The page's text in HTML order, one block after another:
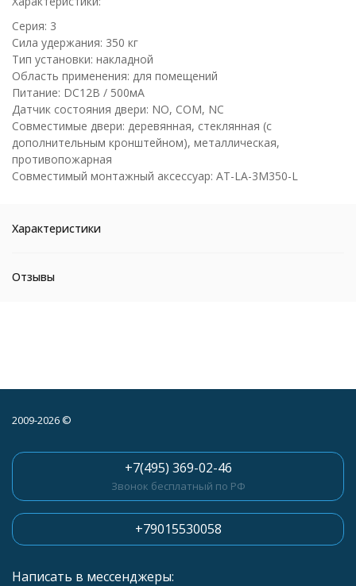
Серия: 3
Сила удержания: 350 кг
Тип установки: накладной
Область применения: для помещений
Питание: DC12В / 500мA
Датчик состояния двери: NO, COM, NC
Совместимые двери: деревянная, стеклянная (с
дополнительным кронштейном), металлическая,
противопожарная
Совместимый монтажный аксессуар: AT-LA-3M350-L
Характеристики
Отзывы
2009-2026 ©
+7(495) 369-02-46
Звонок бесплатный по РФ
+79015530058
Написать в мессенджеры: